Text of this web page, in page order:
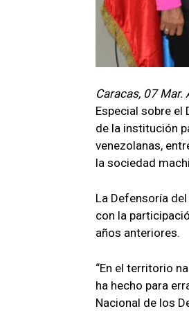
Caracas, 07 Mar.
Especial sobre el
de la institución
venezolanas,
la sociedad
La Defensoría
con la
años anteriores.
“En el territorio
ha hecho para
Nacional de los